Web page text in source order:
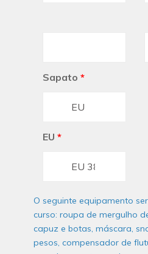
Sapato *
EU *
O seguinte equipamento
curso: roupa de mergulho
capuz e botas, máscara,
pesos, compensador de